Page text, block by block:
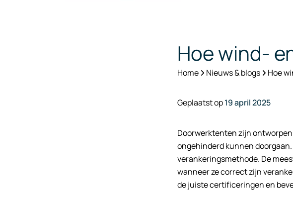
Hoe wind-
Home Nieuws & blogs Hoe
Geplaatst op19 april 2025
Doorwerktenten zijn
ongehinderd kunnen
verankeringsmethode. De
wanneer ze correct zijn
de juiste certificeringen en